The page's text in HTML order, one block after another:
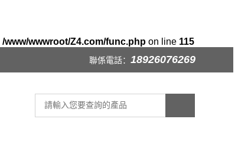
/www/wwwroot/Z4.com/func.php on line 115
聯係電話： 18926076269